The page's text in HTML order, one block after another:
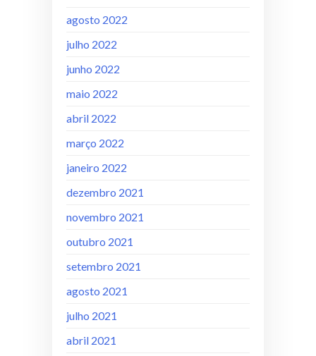
agosto 2022
julho 2022
junho 2022
maio 2022
abril 2022
março 2022
janeiro 2022
dezembro 2021
novembro 2021
outubro 2021
setembro 2021
agosto 2021
julho 2021
abril 2021